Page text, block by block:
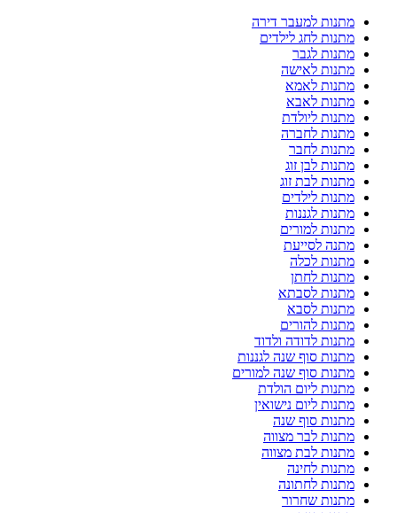
מתנות למעבר דירה
מתנות לחג לילדים
מתנות לגבר
מתנות לאישה
מתנות לאמא
מתנות לאבא
מתנות ליולדת
מתנות לחברה
מתנות לחבר
מתנות לבן זוג
מתנות לבת זוג
מתנות לילדים
מתנות לגננות
מתנות למורים
מתנה לסייעת
מתנות לכלה
מתנות לחתן
מתנות לסבתא
מתנות לסבא
מתנות להורים
מתנות לדודה ולדוד
מתנות סוף שנה לגננות
מתנות סוף שנה למורים
מתנות ליום הולדת
מתנות ליום נישואין
מתנות סוף שנה
מתנות לבר מצווה
מתנות לבת מצווה
מתנות לחינה
מתנות לחתונה
מתנות שחרור